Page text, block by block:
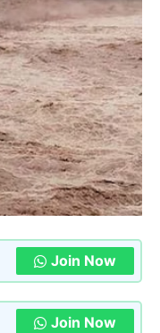
Join Now
Join Now